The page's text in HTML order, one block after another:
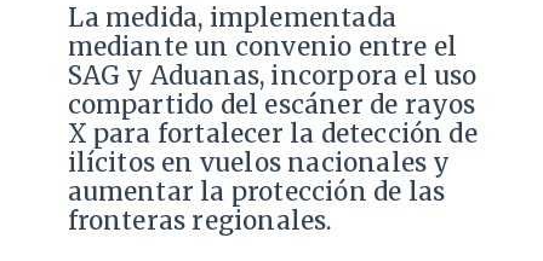
La medida, implementada
mediante un convenio entre el
SAG y Aduanas, incorpora el uso
compartido del escáner de rayos
X para fortalecer la detección de
ilícitos en vuelos nacionales y
aumentar la protección de las
fronteras regionales.